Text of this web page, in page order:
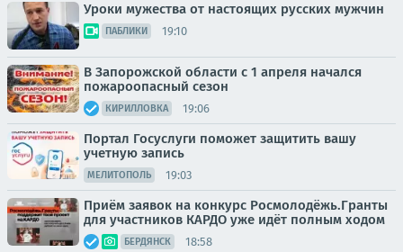
Уроки мужества от настоящих русских мужчин
ПАБЛИКИ 19:10
В Запорожской области с 1 апреля начался
пожароопасный сезон
КИРИЛЛОВКА 19:06
Портал Госуслуги поможет защитить вашу
учетную запись
МЕЛИТОПОЛЬ 19:03
Приём заявок на конкурс Росмолодёжь.Гранты
для участников КАРДО уже идёт полным ходом
БЕРДЯНСК 18:58